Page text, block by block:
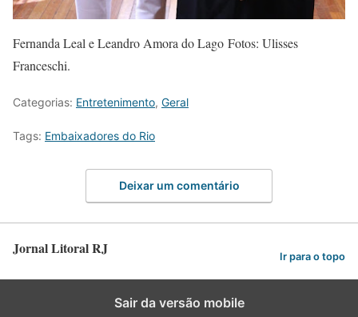
Fernanda Leal e Leandro Amora do Lago Fotos: Ulisses
Franceschi.
Categorias: Entretenimento, Geral
Tags: Embaixadores do Rio
Deixar um comentário
Jornal Litoral RJ Ir para o topo
Sair da versão mobile